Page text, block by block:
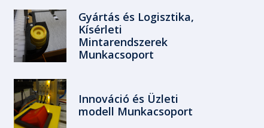
Gyártás és Logisztika,
Kísérleti
Mintarendszerek
Munkacsoport
Innováció és Üzleti
modell Munkacsoport